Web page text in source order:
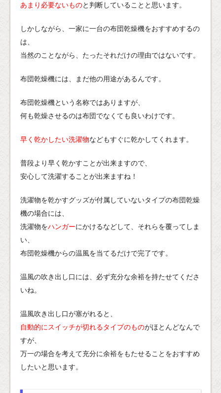
あまり必要ないものと判断していることと思います。
しかしながら、一家に一台の布団乾燥機をおすすめするの
は、
当然のことながら、たったそれだけの理由ではないです。
布団乾燥機には、まだ他の用途があるんです。
布団乾燥機という名称ではありますが、
何も乾燥させるのは布団でなくても良いわけです。
早く乾かしたい洗濯物などもすぐに乾かしてくれます。
普段より早く乾かすことが出来ますので、
安心して洗濯することが出来ますね！
洗濯物を乾かすグッズが付属していないタイプの布団乾燥
機の場合には、
洗濯物をハンガーにかけるなどして、それらを覆ってしま
い、
布団乾燥機からの温風を当てるだけで完了です。
温風の吹き出し口には、必ず充分な余裕を持たせてくださ
いね。
温風吹き出し口が塞がれると、
自動的にスイッチが切れるタイプのものがほとんどなんで
すが、
万一の場合を考えて充分に余裕をもたせることをおすすめ
したいと思います。